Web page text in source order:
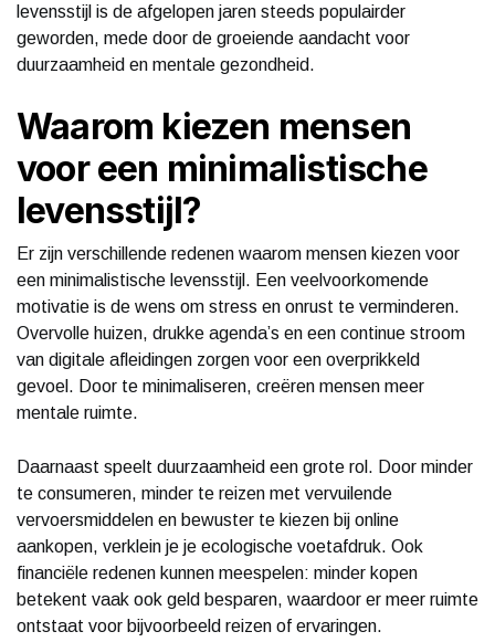
levensstijl is de afgelopen jaren steeds populairder
geworden, mede door de groeiende aandacht voor
duurzaamheid en mentale gezondheid.
Waarom kiezen mensen
voor een minimalistische
levensstijl?
Er zijn verschillende redenen waarom mensen kiezen voor
een minimalistische levensstijl. Een veelvoorkomende
motivatie is de wens om stress en onrust te verminderen.
Overvolle huizen, drukke agenda’s en een continue stroom
van digitale afleidingen zorgen voor een overprikkeld
gevoel. Door te minimaliseren, creëren mensen meer
mentale ruimte.
Daarnaast speelt duurzaamheid een grote rol. Door minder
te consumeren, minder te reizen met vervuilende
vervoersmiddelen en bewuster te kiezen bij online
aankopen, verklein je je ecologische voetafdruk. Ook
financiële redenen kunnen meespelen: minder kopen
betekent vaak ook geld besparen, waardoor er meer ruimte
ontstaat voor bijvoorbeeld reizen of ervaringen.